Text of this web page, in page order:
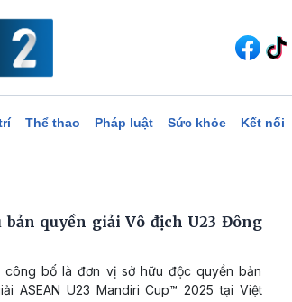
Thể thao Pháp luật Sức khỏe Kết nối
bản quyền giải Vô địch U23 Đông
công bố là đơn vị sở hữu độc quyền bản
ASEAN U23 Mandiri Cup™ 2025 tại Việt